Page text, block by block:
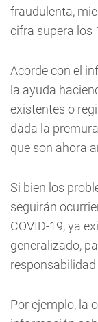
fraudulenta,
cifra supera los
Acorde con el
la ayuda
existentes o
dada la
que son ahora
Si bien los
seguirán
COVID-19, ya
generalizado,
Por ejemplo, la